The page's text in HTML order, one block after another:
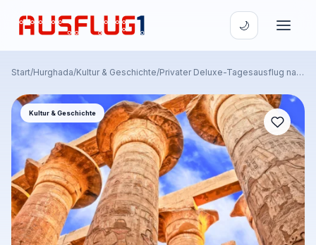
Ausflug1
🌙
Start/Hurghada/Kultur & Geschichte/ Privater Deluxe-Tagesausflug nach Luxor – ein exklusives Erlebnis ab Hurghada
Kultur & Geschichte